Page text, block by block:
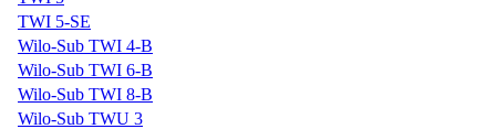
TWI 5-SE
Wilo-Sub TWI 4-B
Wilo-Sub TWI 6-B
Wilo-Sub TWI 8-B
Wilo-Sub TWU 3